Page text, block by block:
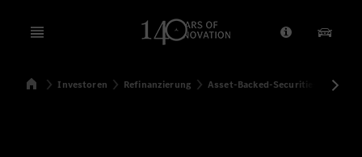
Open menu Anbieter/
SuchenStartseite
Investoren Refinanzierung Asset-Backed-Securities USA